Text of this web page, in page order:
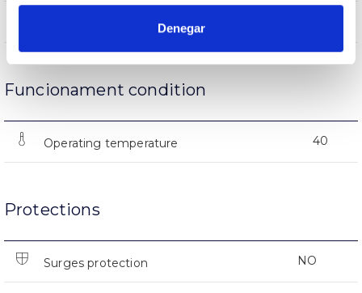
Denegar
Funcionament condition
Operating temperature 40
Protections
Surges protection NO